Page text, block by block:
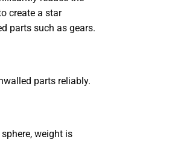
create a star
parts such as gears.
parts reliably.
weight is